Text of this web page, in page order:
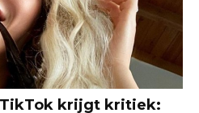
TikTok krijgt kritiek: